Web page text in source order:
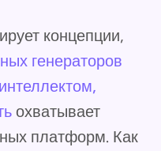
концепции,
генераторов
охватывает
платформ. Как